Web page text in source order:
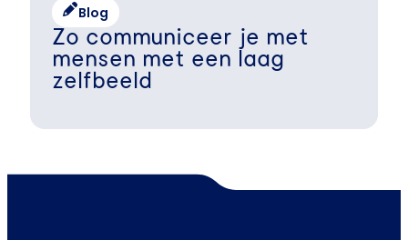
Blog
Zo communiceer je met
mensen met een laag
zelfbeeld